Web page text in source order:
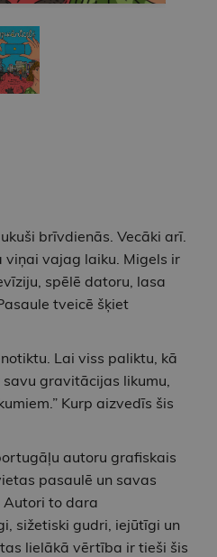
brīvdienās. Vecāki arī.
viņai vajag laiku. Migels ir
spēlē datoru, lasa
tveicē šķiet
Lai viss paliktu, kā
gravitācijas likumu,
Kurp aizvedīs šis
autoru grafiskais
pasaulē un savas
Autori to dara
sižetiski gudri, iejūtīgi un
lielākā vērtība ir tieši šis